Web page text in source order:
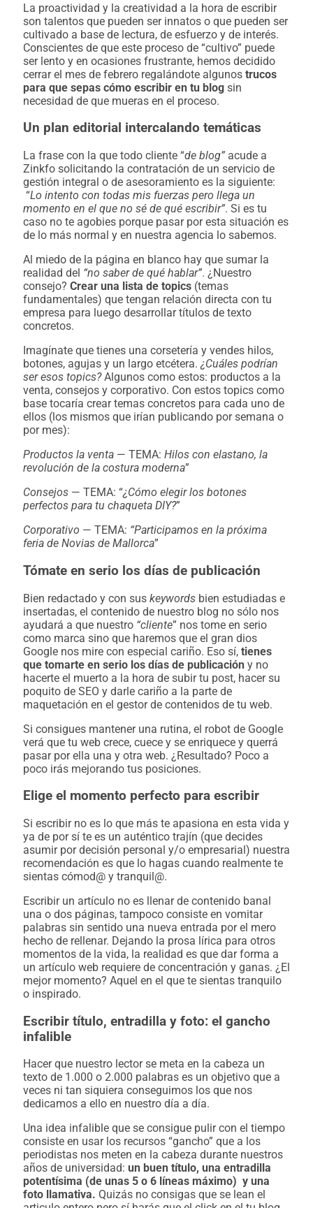
La proactividad y la creatividad a la hora de escribir
son talentos que pueden ser innatos o que pueden ser
cultivado a base de lectura, de esfuerzo y de interés.
Conscientes de que este proceso de “cultivo” puede
ser lento y en ocasiones frustrante, hemos decidido
cerrar el mes de febrero regalándote algunos trucos
para que sepas cómo escribir en tu blog sin
necesidad de que mueras en el proceso.
Un plan editorial intercalando temáticas
La frase con la que todo cliente “de blog” acude a
Zinkfo solicitando la contratación de un servicio de
gestión integral o de asesoramiento es la siguiente:
“Lo intento con todas mis fuerzas pero llega un
momento en el que no sé de qué escribir”. Si es tu
caso no te agobies porque pasar por esta situación es
de lo más normal y en nuestra agencia lo sabemos.
Al miedo de la página en blanco hay que sumar la
realidad del “no saber de qué hablar”. ¿Nuestro
consejo? Crear una lista de topics (temas
fundamentales) que tengan relación directa con tu
empresa para luego desarrollar títulos de texto
concretos.
Imagínate que tienes una corsetería y vendes hilos,
botones, agujas y un largo etcétera. ¿Cuáles podrían
ser esos topics?Algunos como estos: productos a la
venta, consejos y corporativo. Con estos topics como
base tocaría crear temas concretos para cada uno de
ellos (los mismos que irían publicando por semana o
por mes):
Productos la venta — TEMA: Hilos con elastano, la
revolución de la costura moderna”
Consejos — TEMA: “¿Cómo elegir los botones
perfectos para tu chaqueta DIY?”
Corporativo — TEMA: “Participamos en la próxima
feria de Novias de Mallorca”
Tómate en serio los días de publicación
Bien redactado y con sus keywords bien estudiadas e
insertadas, el contenido de nuestro blog no sólo nos
ayudará a que nuestro “cliente” nos tome en serio
como marca sino que haremos que el gran dios
Google nos mire con especial cariño. Eso sí, tienes
que tomarte en serio los días de publicación y no
hacerte el muerto a la hora de subir tu post, hacer su
poquito de SEO y darle cariño a la parte de
maquetación en el gestor de contenidos de tu web.
Si consigues mantener una rutina, el robot de Google
verá que tu web crece, cuece y se enriquece y querrá
pasar por ella una y otra web. ¿Resultado? Poco a
poco irás mejorando tus posiciones.
Elige el momento perfecto para escribir
Si escribir no es lo que más te apasiona en esta vida y
ya de por sí te es un auténtico trajín (que decides
asumir por decisión personal y/o empresarial) nuestra
recomendación es que lo hagas cuando realmente te
sientas cómod@ y tranquil@.
Escribir un artículo no es llenar de contenido banal
una o dos páginas, tampoco consiste en vomitar
palabras sin sentido una nueva entrada por el mero
hecho de rellenar. Dejando la prosa lírica para otros
momentos de la vida, la realidad es que dar forma a
un artículo web requiere de concentración y ganas. ¿El
mejor momento? Aquel en el que te sientas tranquilo
o inspirado.
Escribir título, entradilla y foto: el gancho
infalible
Hacer que nuestro lector se meta en la cabeza un
texto de 1.000 o 2.000 palabras es un objetivo que a
veces ni tan siquiera conseguimos los que nos
dedicamos a ello en nuestro día a día.
Una idea infalible que se consigue pulir con el tiempo
consiste en usar los recursos “gancho” que a los
periodistas nos meten en la cabeza durante nuestros
años de universidad: un buen título, una entradilla
potentísima (de unas 5 o 6 líneas máximo) y una
foto llamativa. Quizás no consigas que se lean el